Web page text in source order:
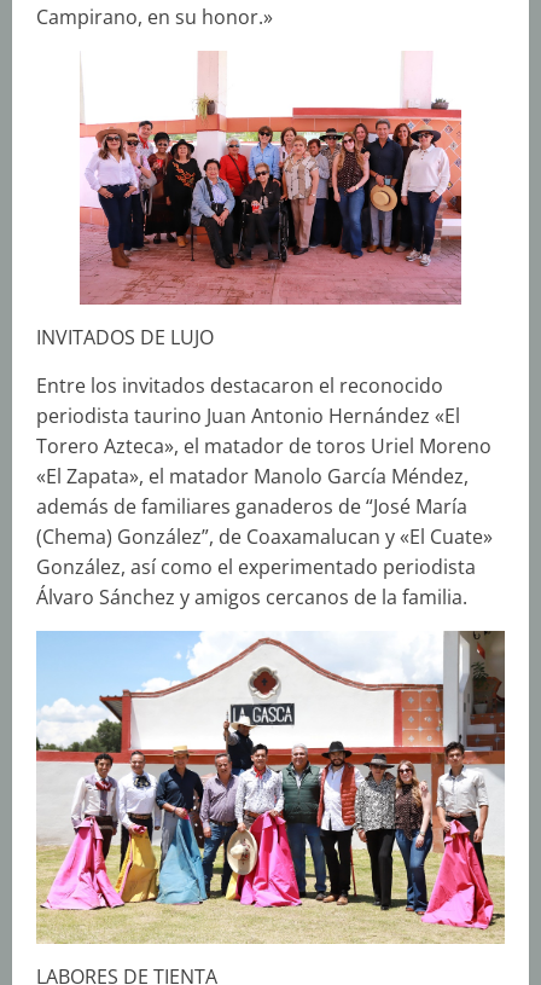
Campirano, en su honor.»
INVITADOS DE LUJO
Entre los invitados destacaron el reconocido
periodista taurino Juan Antonio Hernández «El
Torero Azteca», el matador de toros Uriel Moreno
«El Zapata», el matador Manolo García Méndez,
además de familiares ganaderos de “José María
(Chema) González”, de Coaxamalucan y «El Cuate»
González, así como el experimentado periodista
Álvaro Sánchez y amigos cercanos de la familia.
LABORES DE TIENTA